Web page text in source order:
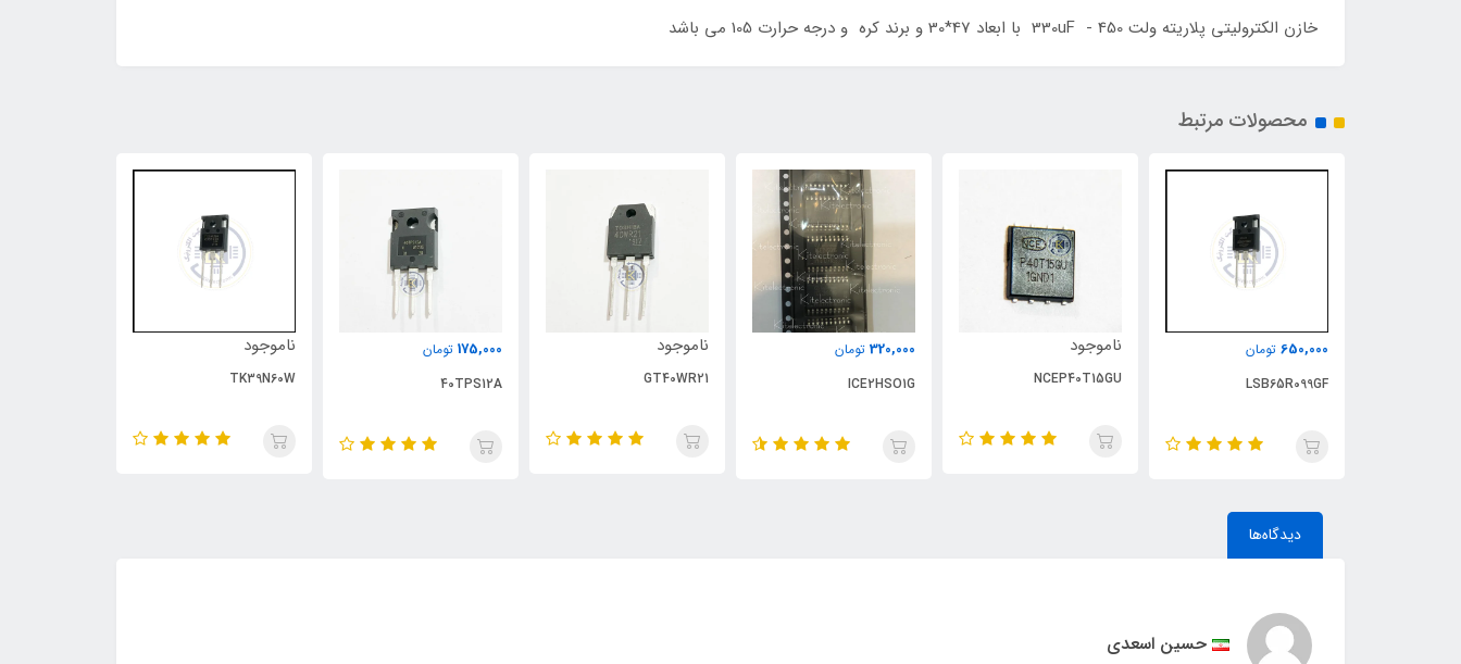
خازن الکترولیتی پلاریته ولت 330uF - 450 با ابعاد 47*30 و برند کره و درجه حرارت 105 می باشد
محصولات مرتبط
650,000 تومان
LSB65R099GF
ناموجود
NCEP40T15GU
320,000 تومان
ICE2HSO1G
ناموجود
GT40WR21
175,000 تومان
40TPS12A
ناموجود
TK39N60W
دیدگاه‌ها
حسین اسعدی